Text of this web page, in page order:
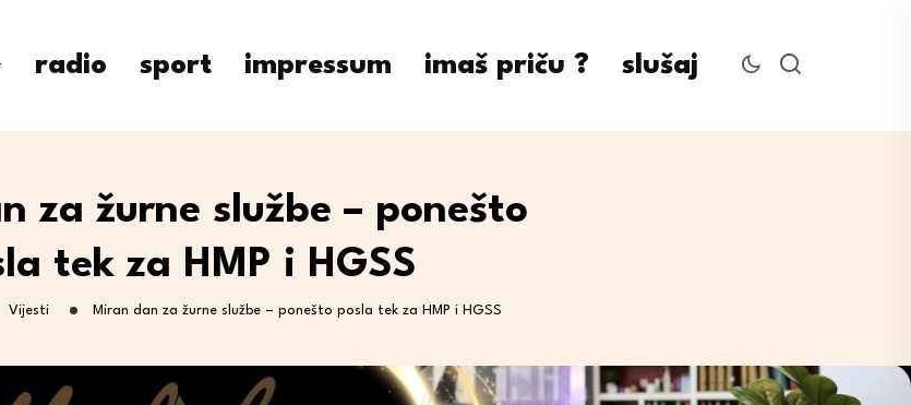
radio sport impressum imaš priču ? slušaj
za žurne službe – ponešto
tek za HMP i HGSS
Vijesti Miran dan za žurne službe – ponešto posla tek za HMP i HGSS